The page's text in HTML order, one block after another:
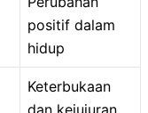
positif dalam
hidup
Keterbukaan
dan kejujuran